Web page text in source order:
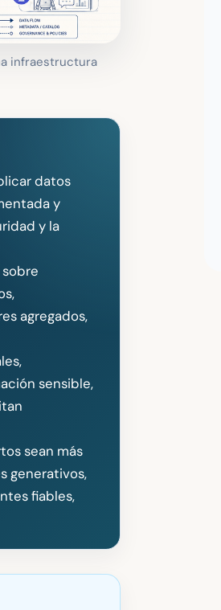
infraestructura
datos
y
y la
agregados,
sensible,
sean más
generativos,
fiables,